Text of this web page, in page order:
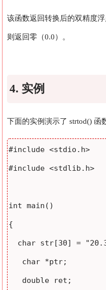
该函数返回转换后的双精度
则返回零（0.0）。
4. 实例
下面的实例演示了 strtod() 函
#include <stdio.h>
#include <stdlib.h>
int main()
{